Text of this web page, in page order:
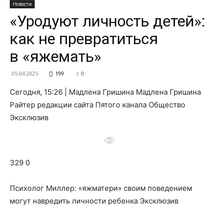
и
Новости
«Уродуют личность детей»:
как не превратиться
в «яжемать»
05.04.2025 199 0
Сегодня, 15:26 | Мадлена Гришина Мадлена Гришина
Райтер редакции сайта Пятого канала Общество
Эксклюзив
329 0
Психолог Миллер: «яжматери» своим поведением
могут навредить личности ребенка Эксклюзив